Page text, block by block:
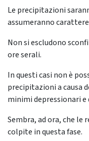
Le precipitazioni
assumeranno
Non si escludono
ore serali.
In questi casi non è
precipitazioni a causa
minimi depressionari
Sembra, ad ora, che le
colpite in questa fase.